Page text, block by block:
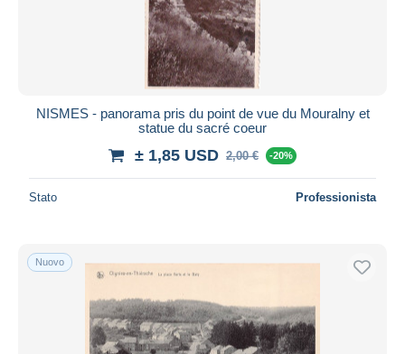
NISMES - panorama pris du point de vue du Mouralny et
statue du sacré coeur
± 1,85 USD 2,00 € -20%
Stato Professionista
Nuovo